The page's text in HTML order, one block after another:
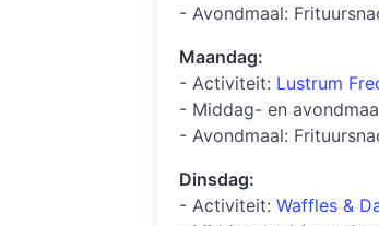
- Avondmaal:
Maandag:
- Activiteit: Lustrum
- Middag- en
- Avondmaal:
Dinsdag:
- Activiteit:Waffles &